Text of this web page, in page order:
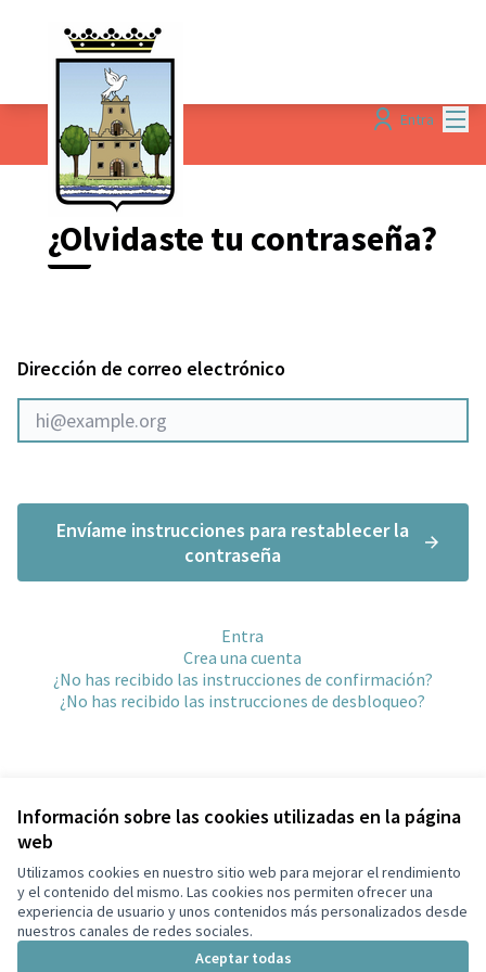
Información sobre las cookies utilizadas en la página
web
Utilizamos cookies en nuestro sitio web para mejorar el rendimiento
y el contenido del mismo. Las cookies nos permiten ofrecer una
experiencia de usuario y unos contenidos más personalizados desde
nuestros canales de redes sociales.
Aceptar todas
Entra
¿Olvidaste tu contraseña?
Dirección de correo electrónico
Envíame instrucciones para restablecer la
contraseña
Entra
Crea una cuenta
¿No has recibido las instrucciones de confirmación?
¿No has recibido las instrucciones de desbloqueo?
Términos y condiciones de uso
Configuración de cookies
Decidim Palautordera en Facebook
(Enlace externo)
Decidim Palautordera en Instagram
(Enlace externo)
Decidim Palautordera en YouTube
(Enlace externo)
Castellano
Triar la llenguaElegir el idioma